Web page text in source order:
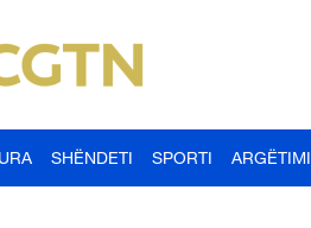
SHËNDETI SPORTI ARGËTIMI